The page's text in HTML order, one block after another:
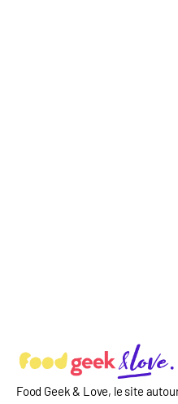
Food Geek & Love, le site